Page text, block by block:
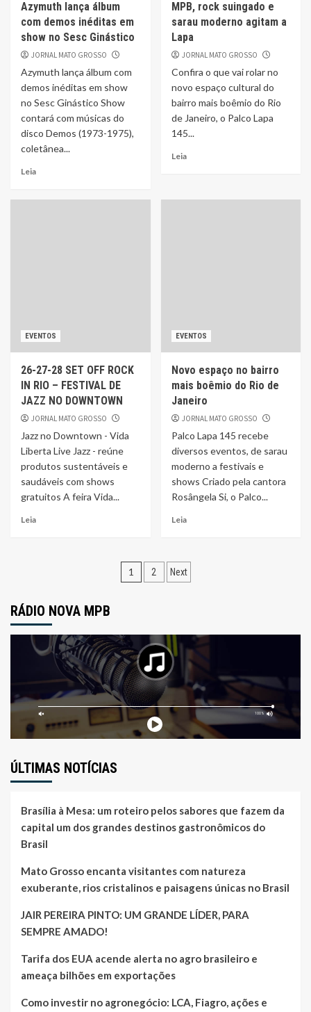
Azymuth lança álbum
com demos inéditas em
show no Sesc Ginástico
JORNAL MATO GROSSO
Azymuth lança álbum com
demos inéditas em show
no Sesc Ginástico Show
contará com músicas do
disco Demos (1973-1975),
coletânea...
Leia
MPB, rock suingado e
sarau moderno agitam a
Lapa
JORNAL MATO GROSSO
Confira o que vai rolar no
novo espaço cultural do
bairro mais boêmio do Rio
de Janeiro, o Palco Lapa
145...
Leia
EVENTOS
26-27-28 SET OFF ROCK
IN RIO – FESTIVAL DE
JAZZ NO DOWNTOWN
JORNAL MATO GROSSO
Jazz no Downtown - Vida
Liberta Live Jazz - reúne
produtos sustentáveis e
saudáveis com shows
gratuitos A feira Vida...
Leia
EVENTOS
Novo espaço no bairro
mais boêmio do Rio de
Janeiro
JORNAL MATO GROSSO
Palco Lapa 145 recebe
diversos eventos, de sarau
moderno a festivais e
shows Criado pela cantora
Rosângela Si, o Palco...
Leia
Navegação
1 2 Next
RÁDIO NOVA MPB
ÚLTIMAS NOTÍCIAS
Brasília à Mesa: um roteiro pelos sabores que fazem da
capital um dos grandes destinos gastronômicos do
Brasil
Mato Grosso encanta visitantes com natureza
exuberante, rios cristalinos e paisagens únicas no Brasil
JAIR PEREIRA PINTO: UM GRANDE LÍDER, PARA
SEMPRE AMADO!
Tarifa dos EUA acende alerta no agro brasileiro e
ameaça bilhões em exportações
Como investir no agronegócio: LCA, Fiagro, ações e